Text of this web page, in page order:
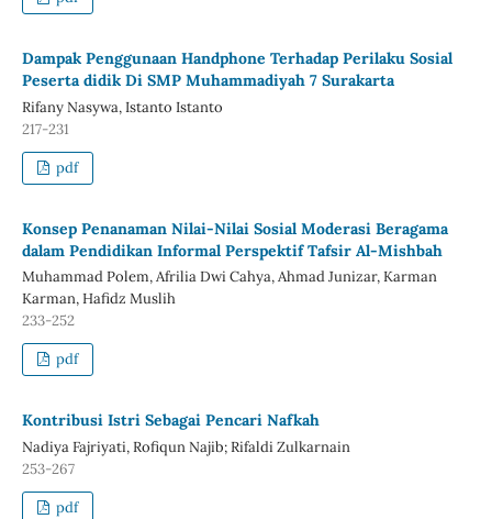
Dampak Penggunaan Handphone Terhadap Perilaku Sosial
Peserta didik Di SMP Muhammadiyah 7 Surakarta
Rifany Nasywa, Istanto Istanto
217-231
pdf
Konsep Penanaman Nilai-Nilai Sosial Moderasi Beragama
dalam Pendidikan Informal Perspektif Tafsir Al-Mishbah
Muhammad Polem, Afrilia Dwi Cahya, Ahmad Junizar, Karman
Karman, Hafidz Muslih
233-252
pdf
Kontribusi Istri Sebagai Pencari Nafkah
Nadiya Fajriyati, Rofiqun Najib; Rifaldi Zulkarnain
253-267
pdf